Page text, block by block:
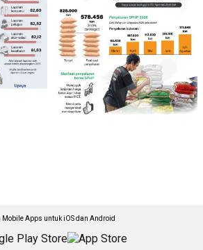
Mobile Apps untuk iOS dan Android